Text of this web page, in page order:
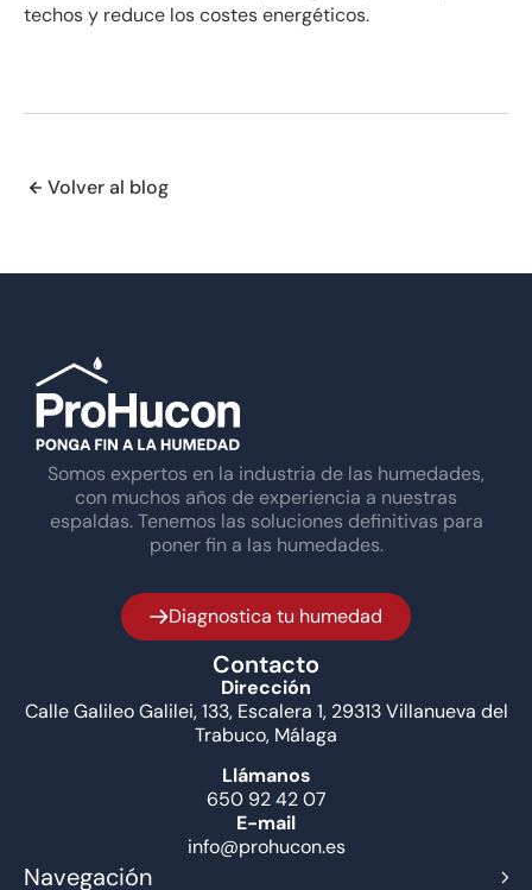
techos y reduce los costes energéticos.
Volver al blog
Somos expertos en la industria de las humedades,
con muchos años de experiencia a nuestras
espaldas. Tenemos las soluciones definitivas para
poner fin a las humedades.
Diagnostica tu humedad
Contacto
Dirección
Calle Galileo Galilei, 133, Escalera 1, 29313 Villanueva del
Trabuco, Málaga
Llámanos
650 92 42 07
E-mail
info@prohucon.es
Navegación